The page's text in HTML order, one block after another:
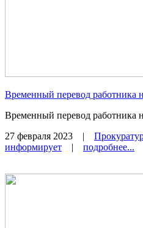
Временный перевод работника
Временный перевод работника
27 февраля 2023 |
информирует | подробнее...